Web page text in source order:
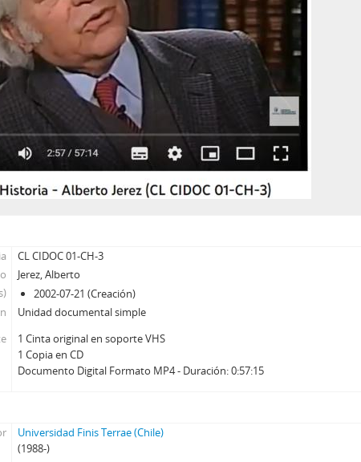
Álvaro
Mónica
Andrés
Felipe
Edmundo
Jorge
Edgardo
Miguel Alex
Antonio
Arturo
CL CIDOC 01-CH-3
Jerez, Alberto
2002-07-21 (Creación)
Unidad documental simple
1 Cinta original en soporte VHS
1 Copia en CD
Documento Digital Formato MP4 - Duración: 0:57:15
Universidad Finis Terrae (Chile)
(1988-)